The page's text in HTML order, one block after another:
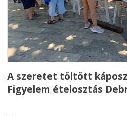
A szeretet töltött
Figyelem ételosztás